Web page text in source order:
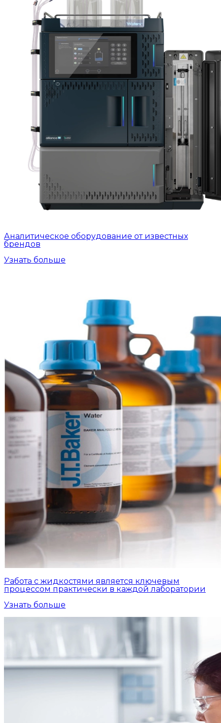
Аналитическое оборудование от известных
брендов
Узнать больше
Работа с жидкостями является ключевым
процессом практически в каждой лаборатории
Узнать больше